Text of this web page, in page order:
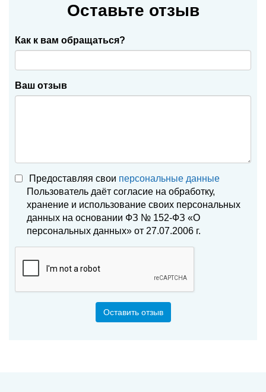
Оставьте отзыв
Как к вам обращаться?
Ваш отзыв
Предоставляя свои персональные данные
Пользователь даёт согласие на обработку,
хранение и использование своих персональных
данных на основании ФЗ № 152-ФЗ «О
персональных данных» от 27.07.2006 г.
Оставить отзыв